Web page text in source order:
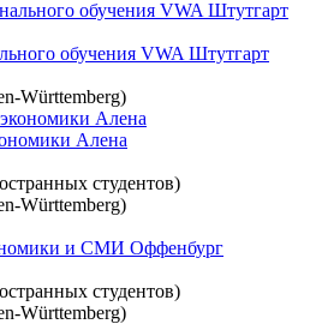
обучения VWA Штутгарт
Württemberg)
Алена
студентов)
Württemberg)
и СМИ Оффенбург
студентов)
Württemberg)